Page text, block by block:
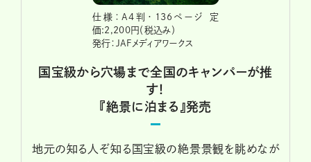
仕様：A4判・136ページ 定
価:2,200円（税込み）
発行：JAFメディアワークス
国宝級から穴場まで全国のキャンパーが推
す！
『絶景に泊まる』発売
地元の知る人ぞ知る国宝級の絶景景観を眺めなが